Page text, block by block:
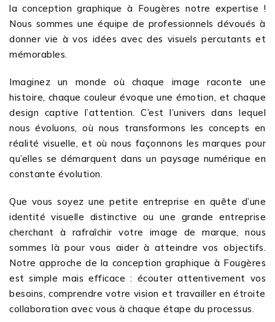
la conception graphique à Fougères notre expertise !
Nous sommes une équipe de professionnels dévoués à
donner vie à vos idées avec des visuels percutants et
mémorables.
Imaginez un monde où chaque image raconte une
histoire, chaque couleur évoque une émotion, et chaque
design captive l’attention. C’est l’univers dans lequel
nous évoluons, où nous transformons les concepts en
réalité visuelle, et où nous façonnons les marques pour
qu’elles se démarquent dans un paysage numérique en
constante évolution.
Que vous soyez une petite entreprise en quête d’une
identité visuelle distinctive ou une grande entreprise
cherchant à rafraîchir votre image de marque, nous
sommes là pour vous aider à atteindre vos objectifs.
Notre approche de la conception graphique à Fougères
est simple mais efficace : écouter attentivement vos
besoins, comprendre votre vision et travailler en étroite
collaboration avec vous à chaque étape du processus.